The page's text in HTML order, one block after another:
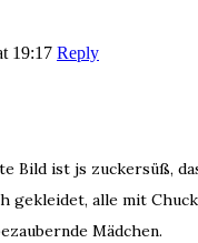
19:17 Reply
Bild ist js zuckersüß,
gekleidet, alle mit
Mädchen.